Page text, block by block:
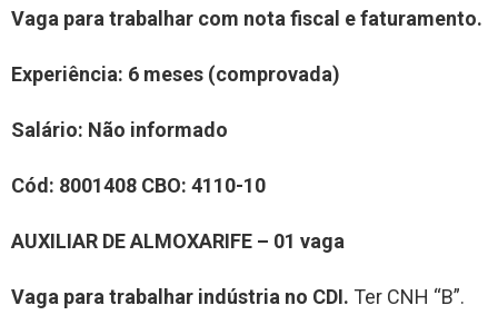
Vaga para trabalhar com nota fiscal e faturamento.
Experiência: 6 meses (comprovada)
Salário: Não informado
Cód: 8001408 CBO: 4110-10
AUXILIAR DE ALMOXARIFE – 01 vaga
Vaga para trabalhar indústria no CDI. Ter CNH “B”.